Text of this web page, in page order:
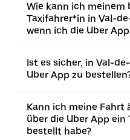
Wie kann ich meinem
Taxifahrer*in in Val-
wenn ich die Uber
Ist es sicher, in Val-
Uber App zu
Kann ich meine Fahrt
über die Uber App ein
bestellt habe?